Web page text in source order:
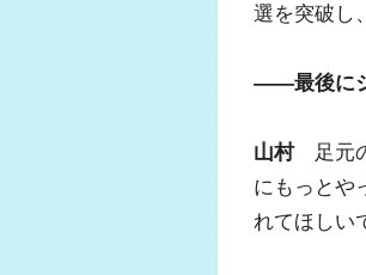
選を突破し
――最後にジ
山村足元の
にもっとや
れてほしい